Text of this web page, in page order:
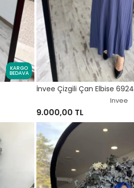
KARGO
BEDAVA
İnvee Çizgili Çan Elbise 6924
Invee
9.000,00 TL